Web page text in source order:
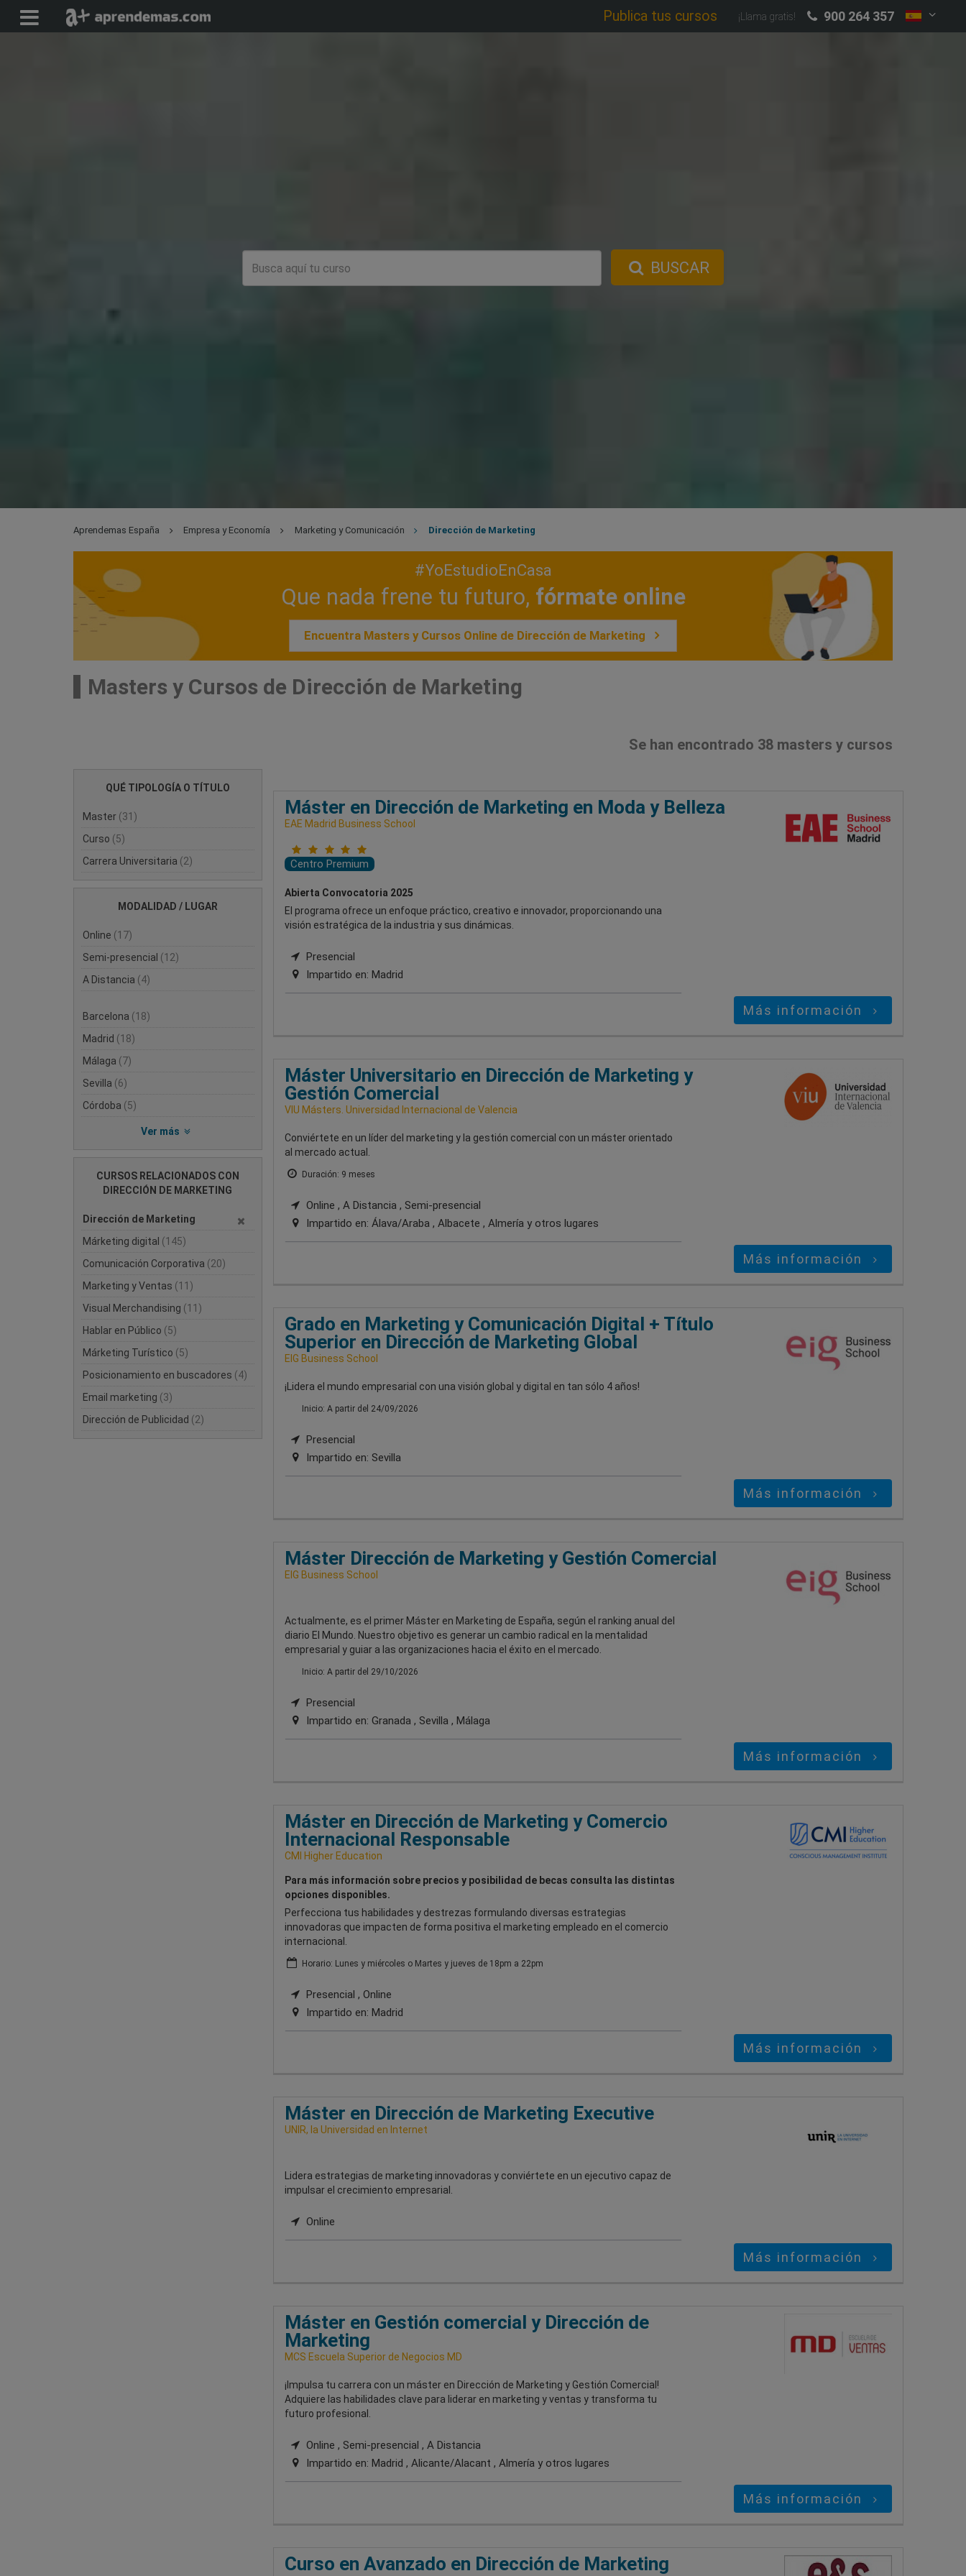
Publica tus cursos ¡Llama gratis! 900 264 357
BUSCAR
Aprendemas España Empresa y Economía Marketing y Comunicación Dirección de Marketing
#YoEstudioEnCasa
Que nada frene tu futuro, fórmate online
Encuentra Masters y Cursos Online de Dirección de Marketing
Masters y Cursos de Dirección de Marketing
Se han encontrado 38 masters y cursos
QUÉ TIPOLOGÍA O TÍTULO
Master (31)
Curso (5)
Carrera Universitaria (2)
MODALIDAD / LUGAR
Online (17)
Semi-presencial (12)
A Distancia (4)
Barcelona (18)
Madrid (18)
Málaga (7)
Sevilla (6)
Córdoba (5)
Ver más
CURSOS RELACIONADOS CON
DIRECCIÓN DE MARKETING
Dirección de Marketing
Márketing digital (145)
Comunicación Corporativa (20)
Marketing y Ventas (11)
Visual Merchandising (11)
Hablar en Público (5)
Márketing Turístico (5)
Posicionamiento en buscadores (4)
Email marketing (3)
Dirección de Publicidad (2)
Máster en Dirección de Marketing en Moda y Belleza
EAE Madrid Business School
Centro Premium
Abierta Convocatoria 2025
El programa ofrece un enfoque práctico, creativo e innovador, proporcionando una
visión estratégica de la industria y sus dinámicas.
Presencial
Impartido en: Madrid
Más información
Máster Universitario en Dirección de Marketing y
Gestión Comercial
VIU Másters. Universidad Internacional de Valencia
Conviértete en un líder del marketing y la gestión comercial con un máster orientado
al mercado actual.
Duración: 9 meses
Online , A Distancia , Semi-presencial
Impartido en: Álava/Araba , Albacete , Almería y otros lugares
Más información
Grado en Marketing y Comunicación Digital + Título
Superior en Dirección de Marketing Global
EIG Business School
¡Lidera el mundo empresarial con una visión global y digital en tan sólo 4 años!
Inicio: A partir del 24/09/2026
Presencial
Impartido en: Sevilla
Más información
Máster Dirección de Marketing y Gestión Comercial
EIG Business School
Actualmente, es el primer Máster en Marketing de España, según el ranking anual del
diario El Mundo. Nuestro objetivo es generar un cambio radical en la mentalidad
empresarial y guiar a las organizaciones hacia el éxito en el mercado.
Inicio: A partir del 29/10/2026
Presencial
Impartido en: Granada , Sevilla , Málaga
Más información
Máster en Dirección de Marketing y Comercio
Internacional Responsable
CMI Higher Education
Para más información sobre precios y posibilidad de becas consulta las distintas
opciones disponibles.
Perfecciona tus habilidades y destrezas formulando diversas estrategias
innovadoras que impacten de forma positiva el marketing empleado en el comercio
internacional.
Horario: Lunes y miércoles o Martes y jueves de 18pm a 22pm
Presencial , Online
Impartido en: Madrid
Más información
Máster en Dirección de Marketing Executive
UNIR, la Universidad en Internet
Lidera estrategias de marketing innovadoras y conviértete en un ejecutivo capaz de
impulsar el crecimiento empresarial.
Online
Más información
Máster en Gestión comercial y Dirección de
Marketing
MCS Escuela Superior de Negocios MD
¡Impulsa tu carrera con un máster en Dirección de Marketing y Gestión Comercial!
Adquiere las habilidades clave para liderar en marketing y ventas y transforma tu
futuro profesional.
Online , Semi-presencial , A Distancia
Impartido en: Madrid , Alicante/Alacant , Almería y otros lugares
Más información
Curso en Avanzado en Dirección de Marketing